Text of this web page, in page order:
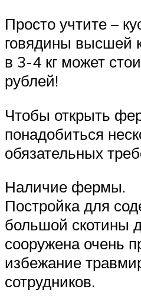
Просто учтите –
говядины высшей
в 3-4 кг может
рублей!
Чтобы открыть
понадобиться
обязательных
Наличие фермы.
Постройка для
большой скотины
сооружена очень
избежание
сотрудников.